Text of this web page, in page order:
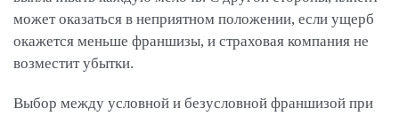
может оказаться в неприятном положении, если ущерб
окажется меньше франшизы, и страховая компания не
возместит убытки.
Выбор между условной и безусловной франшизой при